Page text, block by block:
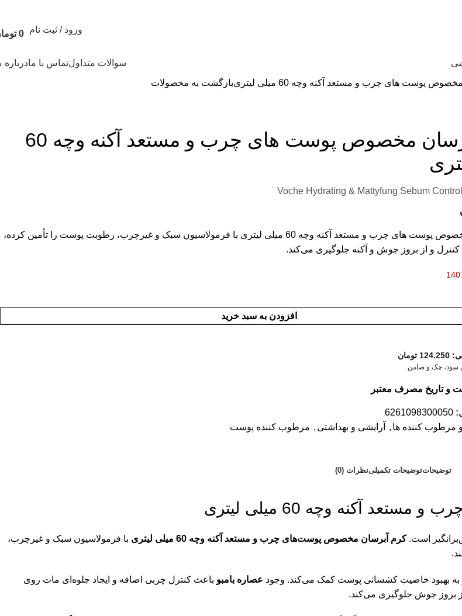
ورود / ثبت نام 0
سوالات متداولتماس با مادرباره
پوست‌ های چرب و مستعد آکنه وچه 60 میلی لیتری بازگشت به محصولات
کرم آبرسان مخصوص پوست‌ های چرب و مستعد آکنه وچه 60
Voche Hydrating & Mattyfung Sebum
کرم آبرسان مخصوص پوست‌ های چرب و مستعد آکنه وچه 60 میلی لیتری با فرمولاسیون سبک و غیرچرب، رطوبت پوست را تأمین کرده،
کنترل و از بروز جوش و آکنه جلوگیری می‌کند.
افزودن به سبد خرید
124.250 تومان
و تاریخ مصرف معتبر
6261098300050
مرطوب کننده ها , آرایشی و بهداشتی , مرطوب کننده پوست
توضیحاتتوضیحات تکمیلینظرات (0)
آکنه وچه 60 میلی لیتری
است.کرم آبرسان مخصوص پوست‌های چرب و مستعد آکنه وچه 60 میلی لیتری
با فرمولاسیون سبک و غیرچرب،
بهبود خاصیت کشسانی پوست کمک می‌کند. وجود عصاره بامبو باعث کنترل چربی اضافه و ایجاد جلوه‌ای مات روی
بروز جوش جلوگیری می‌کند.